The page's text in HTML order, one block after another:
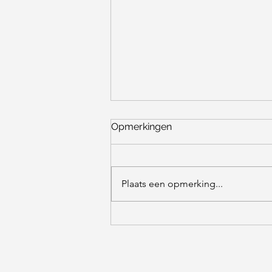
Opmerkingen
Plaats een opmerking...